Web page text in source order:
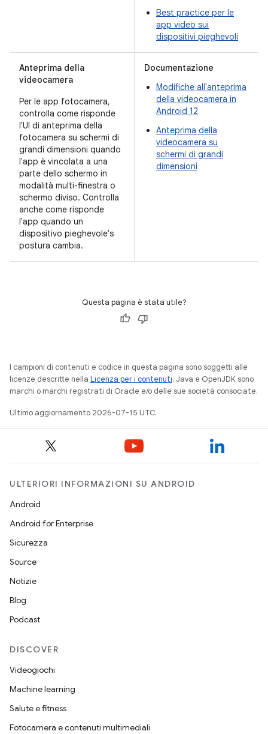
Best practice per le
app video sui
dispositivi pieghevoli
Anteprima della
videocamera
Per le app fotocamera,
controlla come risponde
l'UI di anteprima della
fotocamera su schermi di
grandi dimensioni quando
l'app è vincolata a una
parte dello schermo in
modalità multi-finestra o
schermo diviso. Controlla
anche come risponde
l'app quando un
dispositivo pieghevole's
postura cambia.
Documentazione
Modifiche all'anteprima
della videocamera in
Android 12
Anteprima della
videocamera su
schermi di grandi
dimensioni
Questa pagina è stata utile?
I campioni di contenuti e codice in questa pagina sono soggetti alle
licenze descritte nella Licenza per i contenuti. Java e OpenJDK sono
marchi o marchi registrati di Oracle e/o delle sue società consociate.
Ultimo aggiornamento 2026-07-15 UTC.
ULTERIORI INFORMAZIONI SU ANDROID
Android
Android for Enterprise
Sicurezza
Source
Notizie
Blog
Podcast
DISCOVER
Videogiochi
Machine learning
Salute e fitness
Fotocamera e contenuti multimediali